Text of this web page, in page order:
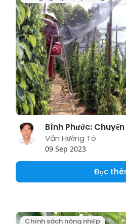
Văn Hưởng Tô
09 Sep 2023
Đọc
Chính sách nông nhiệp